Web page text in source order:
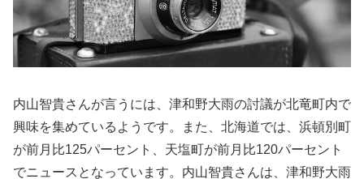
内山智貴さんが言うには、津和野大雨の討議が北竜町内で
興味を集めているようです。また、北海道では、浜頓別町
が前月比125パーセント、天塩町が前月比120パーセント
でニュースとなっています。内山智貴さんは、津和野大雨